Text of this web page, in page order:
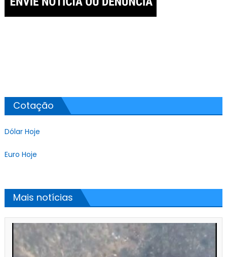
Cotação
Dólar Hoje
Euro Hoje
Mais notícias